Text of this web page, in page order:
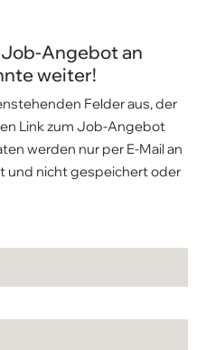
Angebot an
weiter!
Felder aus, der
Link zum Job-Angebot
werden nur per E-Mail an
und nicht gespeichert oder